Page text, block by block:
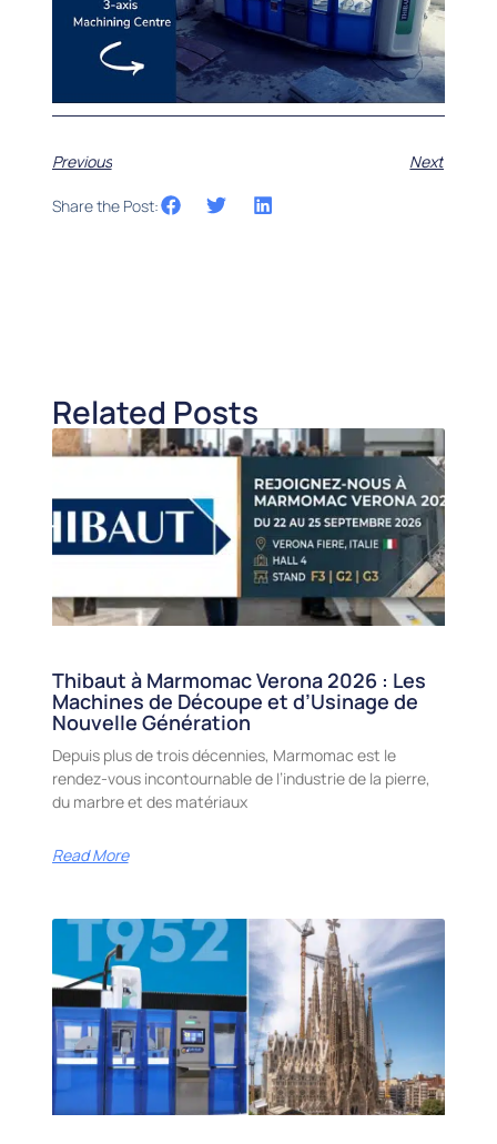
Previous Next
Share the Post:
Related Posts
Thibaut à Marmomac Verona 2026 : Les
Machines de Découpe et d’Usinage de
Nouvelle Génération
Depuis plus de trois décennies, Marmomac est le
rendez-vous incontournable de l’industrie de la pierre,
du marbre et des matériaux
Read More